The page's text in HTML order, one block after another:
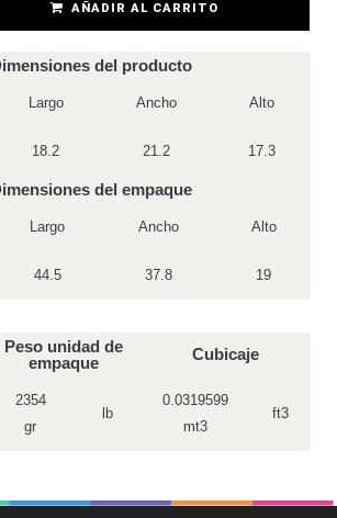
AÑADIR AL CARRITO
del producto
Largo Ancho Alto
18.2 21.2 17.3
del empaque
Largo Ancho Alto
44.5 37.8 19
Peso unidad de
empaque
Cubicaje
2354
gr
lb
0.0319599
mt3
ft3